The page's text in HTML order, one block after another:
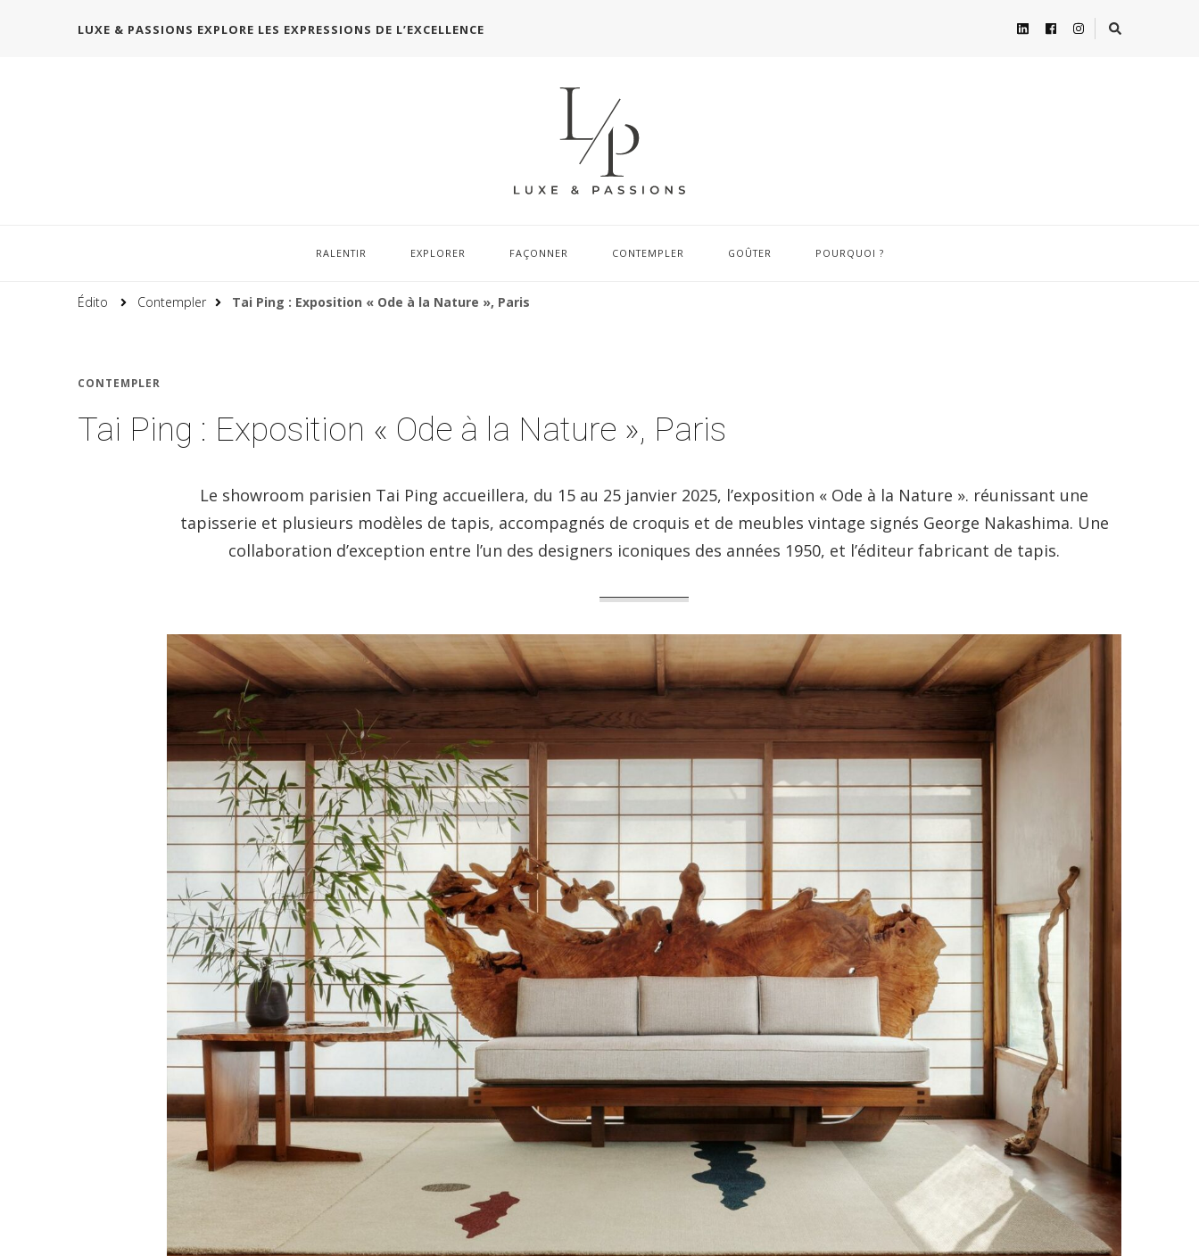
LUXE & PASSIONS EXPLORE LES EXPRESSIONS DE L’EXCELLENCE
RALENTIR EXPLORER FAÇONNER CONTEMPLER GOÛTER POURQUOI ?
Édito Contempler Tai Ping : Exposition « Ode à la Nature », Paris
CONTEMPLER
Tai Ping : Exposition « Ode à la Nature », Paris
Le showroom parisien Tai Ping accueillera, du 15 au 25 janvier 2025, l’exposition « Ode à la Nature ». réunissant une
tapisserie et plusieurs modèles de tapis, accompagnés de croquis et de meubles vintage signés George Nakashima. Une
collaboration d’exception entre l’un des designers iconiques des années 1950, et l’éditeur fabricant de tapis.